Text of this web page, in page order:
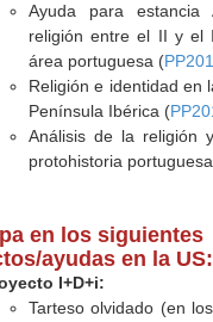
Ayuda para estancia
religión entre el II y el
área portuguesa (
Religión e identidad en
Península Ibérica (
Análisis de la religión
protohistoria
en los siguientes
ayudas en la US:
I+D+i:
Tarteso olvidado (en